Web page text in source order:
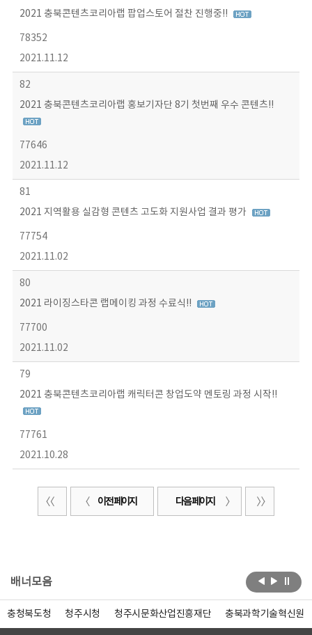
2021 충북콘텐츠코리아랩 팝업스토어 절찬 진행중!!
78352
2021.11.12
82
2021 충북콘텐츠코리아랩 홍보기자단 8기 첫번째 우수 콘텐츠!!
77646
2021.11.12
81
2021 지역활용 실감형 콘텐츠 고도화 지원사업 결과 평가
77754
2021.11.02
80
2021 라이징스타콘 랩메이킹 과정 수료식!!
77700
2021.11.02
79
2021 충북콘텐츠코리아랩 캐릭터콘 창업도약 멘토링 과정 시작!!
77761
2021.10.28
이전 페이지 다음 페이지
배너모음
충청북도청 청주시청 청주시문화산업진흥재단 충북과학기술혁신원